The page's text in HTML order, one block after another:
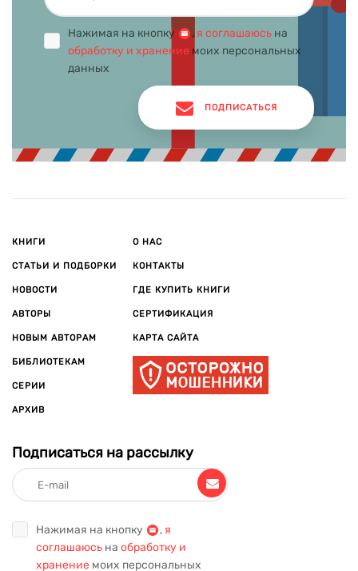
Нажимая на кнопку , я соглашаюсь на
обработку и хранение моих персональных
данных
ПОДПИСАТЬСЯ
КНИГИ
СТАТЬИ И ПОДБОРКИ
НОВОСТИ
АВТОРЫ
НОВЫМ АВТОРАМ
БИБЛИОТЕКАМ
СЕРИИ
АРХИВ
О НАС
КОНТАКТЫ
ГДЕ КУПИТЬ КНИГИ
СЕРТИФИКАЦИЯ
КАРТА САЙТА
Подписаться на рассылку
Нажимая на кнопку , я
соглашаюсь на обработку и
хранение моих персональных